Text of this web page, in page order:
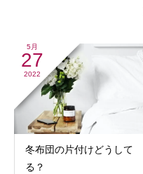
5月
27
2022
冬布団の片付けどうして
る？